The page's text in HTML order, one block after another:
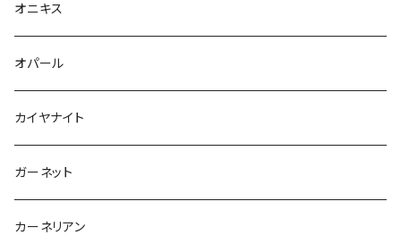
オニキス
オパール
カイヤナイト
ガーネット
カーネリアン